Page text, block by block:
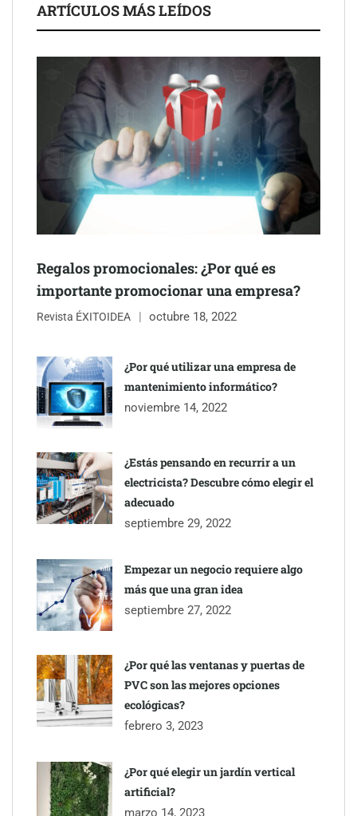
Última llamada: los destinos con las mayores caídas de precios
TBKids impulsa su expansión nacional con un modelo de
franquicia que redefine la educación tecnológica
Millones de desplazamientos en verano reabren el debate sobre
la seguridad en las carreteras, según SMA Road Safety
Perfumería Laura incorpora Nasomatto a su selección de
ARTÍCULOS MÁS LEÍDOS
Regalos promocionales: ¿Por qué es
importante promocionar una empresa?
Revista ÉXITOIDEA octubre 18, 2022
¿Por qué utilizar una empresa de
mantenimiento informático?
noviembre 14, 2022
¿Estás pensando en recurrir a un
electricista? Descubre cómo elegir el
adecuado
septiembre 29, 2022
Empezar un negocio requiere algo
más que una gran idea
septiembre 27, 2022
¿Por qué las ventanas y puertas de
PVC son las mejores opciones
ecológicas?
febrero 3, 2023
¿Por qué elegir un jardín vertical
artificial?
marzo 14, 2023